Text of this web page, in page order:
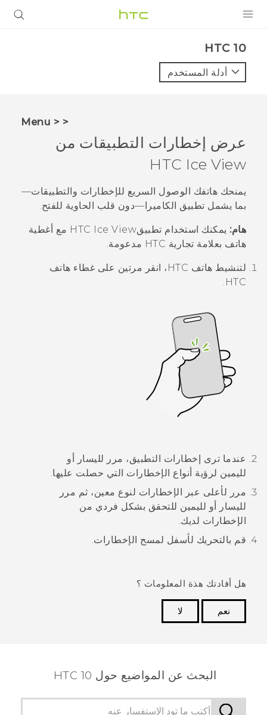
VIVE
VIVERSE
البرامج + التطبيقات
الدعم
HTC 10‎
أدلة المستخدم
< < Menu
عرض إخطارات التطبيقات من
HTC Ice View
يمنحك هاتفك الوصول السريع للإخطارات والتطبيقات—
بما يشمل تطبيق الكاميرا —دون قلب الحاوية للفتح.
هام: يمكنك استخدام تطبيقHTCIce View
مع أغطية
هاتف بعلامة تجارية HTC مدعومة.
لتنشيط هاتف HTC، انقر مرتين على غطاء هاتف
HTC.
عندما ترى إخطارات التطبيق، مرر لليسار أو
لليمين لرؤية أنواع الإخطارات التي حصلت عليها.
مرر لأعلى عبر الإخطارات لنوع معين، ثم مرر
لليسار أو لليمين للتحقق بشكل فردي من
الإخطارات لديك.
قم بالتحريك لأسفل لمسح الإخطارات.
هل أفادتك هذة المعلومات ؟
نعم
لا
البحث عن المواضيع حول HTC 10